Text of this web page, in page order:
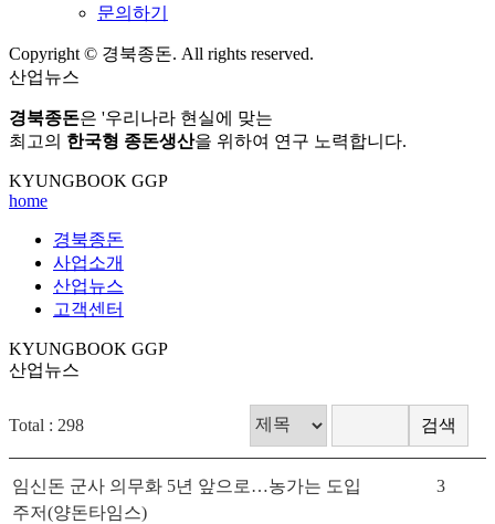
문의하기
Copyright © 경북종돈. All rights reserved.
산업뉴스
경북종돈은 '우리나라 현실에 맞는
최고의 한국형 종돈생산을 위하여 연구 노력합니다.
KYUNGBOOK GGP
home
경북종돈
사업소개
산업뉴스
고객센터
KYUNGBOOK GGP
산업뉴스
Total : 298
임신돈 군사 의무화 5년 앞으로…농가는 도입
주저(양돈타임스)
3